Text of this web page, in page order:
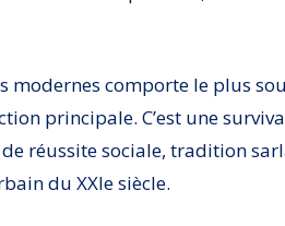
comporte le plus
principale. C’est une
réussite sociale, tradition
du XXIe siècle.